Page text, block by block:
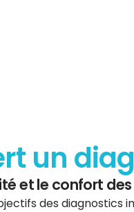
un
et le confort
des diagnostics